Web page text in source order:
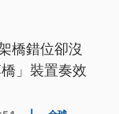
橋錯位卻沒
」裝置奏效